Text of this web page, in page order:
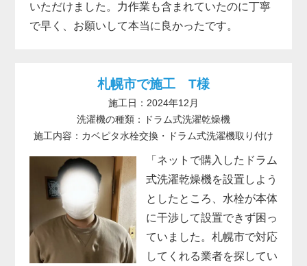
いただけました。力作業も含まれていたのに丁寧
で早く、お願いして本当に良かったです。
札幌市で施工 T様
施工日：2024年12月
洗濯機の種類：ドラム式洗濯乾燥機
施工内容：カベピタ水栓交換・ドラム式洗濯機取り付け
「ネットで購入したドラム
式洗濯乾燥機を設置しよう
としたところ、水栓が本体
に干渉して設置できず困っ
ていました。札幌市で対応
してくれる業者を探してい